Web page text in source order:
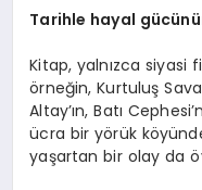
Tarihle hayal
Kitap, yalnızca siyasi
örneğin, Kurtuluş
Altay’ın, Batı
ücra bir yörük
yaşartan bir olay da